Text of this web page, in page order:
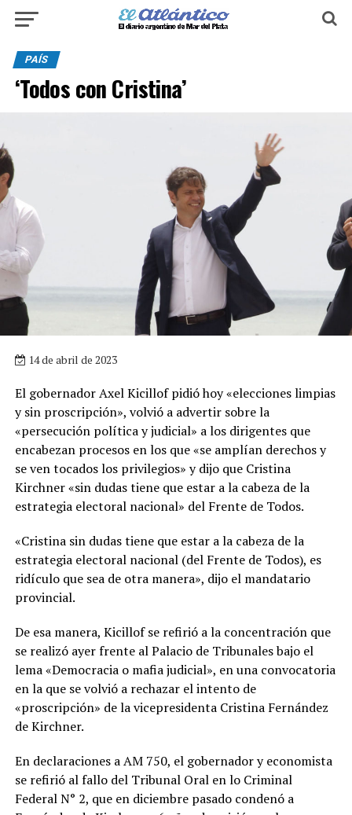
PAÍS
‘Todos con Cristina’
14 de abril de 2023
El gobernador Axel Kicillof pidió hoy «elecciones limpias
y sin proscripción», volvió a advertir sobre la
«persecución política y judicial» a los dirigentes que
encabezan procesos en los que «se amplían derechos y
se ven tocados los privilegios» y dijo que Cristina
Kirchner «sin dudas tiene que estar a la cabeza de la
estrategia electoral nacional» del Frente de Todos.
«Cristina sin dudas tiene que estar a la cabeza de la
estrategia electoral nacional (del Frente de Todos), es
ridículo que sea de otra manera», dijo el mandatario
provincial.
De esa manera, Kicillof se refirió a la concentración que
se realizó ayer frente al Palacio de Tribunales bajo el
lema «Democracia o mafia judicial», en una convocatoria
en la que se volvió a rechazar el intento de
«proscripción» de la vicepresidenta Cristina Fernández
de Kirchner.
En declaraciones a AM 750, el gobernador y economista
se refirió al fallo del Tribunal Oral en lo Criminal
Federal N° 2, que en diciembre pasado condenó a